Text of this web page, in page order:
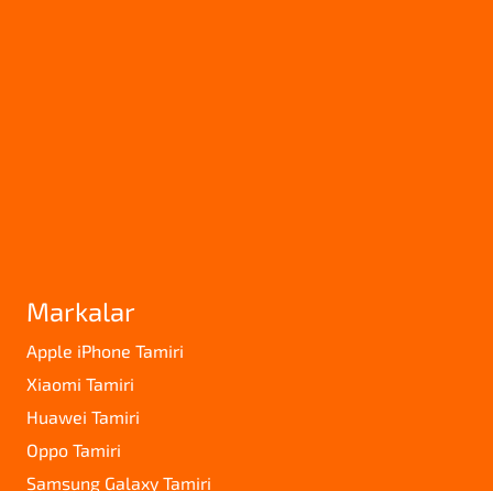
Markalar
Apple iPhone Tamiri
Xiaomi Tamiri
Huawei Tamiri
Oppo Tamiri
Samsung Galaxy Tamiri